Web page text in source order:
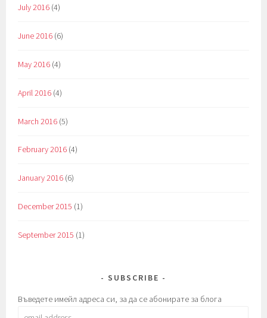
July 2016 (4)
June 2016 (6)
May 2016 (4)
April 2016 (4)
March 2016 (5)
February 2016 (4)
January 2016 (6)
December 2015 (1)
September 2015 (1)
SUBSCRIBE
Въведете имейл адреса си, за да се абонирате за блога